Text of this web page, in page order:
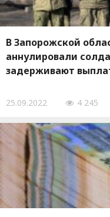
В Запорожской
аннулировали
задерживают
25.09.2022 4 245